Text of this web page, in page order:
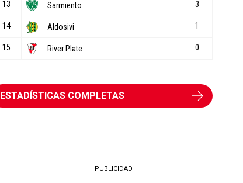
ESTADÍSTICAS COMPLETAS
PUBLICIDAD